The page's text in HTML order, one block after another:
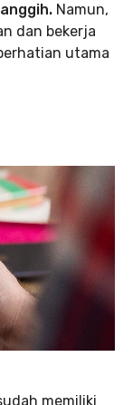
Namun,
dan bekerja
utama
memiliki